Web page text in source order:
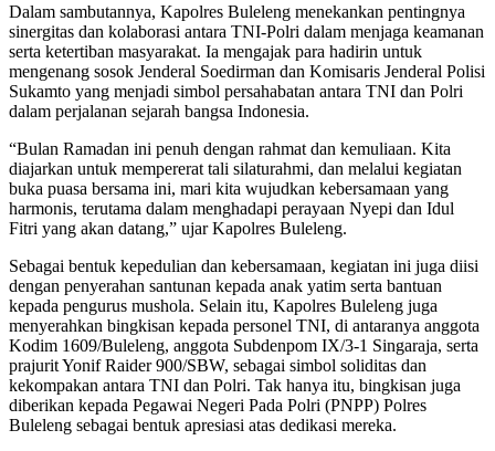
Dalam sambutannya, Kapolres Buleleng menekankan pentingnya
sinergitas dan kolaborasi antara TNI-Polri dalam menjaga keamanan
serta ketertiban masyarakat. Ia mengajak para hadirin untuk
mengenang sosok Jenderal Soedirman dan Komisaris Jenderal Polisi
Sukamto yang menjadi simbol persahabatan antara TNI dan Polri
dalam perjalanan sejarah bangsa Indonesia.
“Bulan Ramadan ini penuh dengan rahmat dan kemuliaan. Kita
diajarkan untuk mempererat tali silaturahmi, dan melalui kegiatan
buka puasa bersama ini, mari kita wujudkan kebersamaan yang
harmonis, terutama dalam menghadapi perayaan Nyepi dan Idul
Fitri yang akan datang,” ujar Kapolres Buleleng.
Sebagai bentuk kepedulian dan kebersamaan, kegiatan ini juga diisi
dengan penyerahan santunan kepada anak yatim serta bantuan
kepada pengurus mushola. Selain itu, Kapolres Buleleng juga
menyerahkan bingkisan kepada personel TNI, di antaranya anggota
Kodim 1609/Buleleng, anggota Subdenpom IX/3-1 Singaraja, serta
prajurit Yonif Raider 900/SBW, sebagai simbol soliditas dan
kekompakan antara TNI dan Polri. Tak hanya itu, bingkisan juga
diberikan kepada Pegawai Negeri Pada Polri (PNPP) Polres
Buleleng sebagai bentuk apresiasi atas dedikasi mereka.